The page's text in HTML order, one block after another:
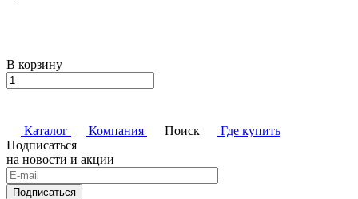
В корзину
Каталог Компания Поиск
Где купить
Подписаться
на новости и акции
Подписаться